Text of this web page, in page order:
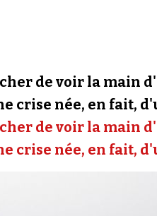
de voir la main
crise née, en fait,
de voir la main
crise née, en fait,